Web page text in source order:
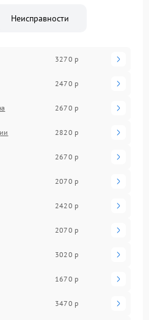
Неисправности
3270 р
2470 р
2670 р
2820 р
2670 р
2070 р
2420 р
2070 р
3020 р
1670 р
3470 р